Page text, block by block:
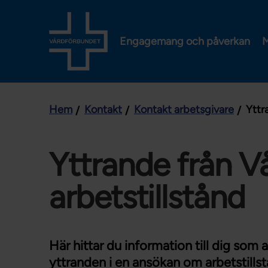
Engagemang och påverkan
Hem Kontakt Kontakt arbetsgivare
Yttrande från
arbetstillstånd
Här hittar du information till dig som
yttranden i en ansökan om